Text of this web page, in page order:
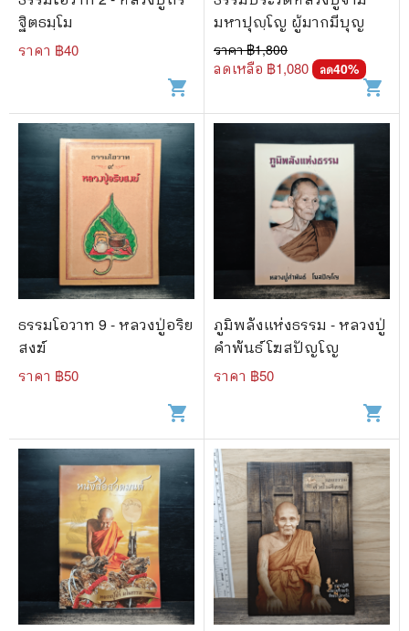
ฐิตธมฺโม
ราคา ฿40
shopping_cart
มหาปุญฺโญ ผู้มากมีบุญ
ราคา ฿1,800
ลดเหลือ ฿1,080 ลด40%
shopping_cart
ธรรมโอวาท 9 - หลวงปู่อริย
สงฆ์
ราคา ฿50
shopping_cart
ภูมิพลังแห่งธรรม - หลวงปู่
คำพันธ์ โฆสปัญโญ
ราคา ฿50
shopping_cart